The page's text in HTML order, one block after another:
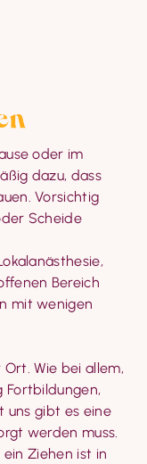
oder im
dazu, dass
Vorsichtig
Scheide
Bereich
mit wenigen
Wie bei allem,
Fortbildungen,
uns gibt es eine
werden muss.
ein Ziehen ist in